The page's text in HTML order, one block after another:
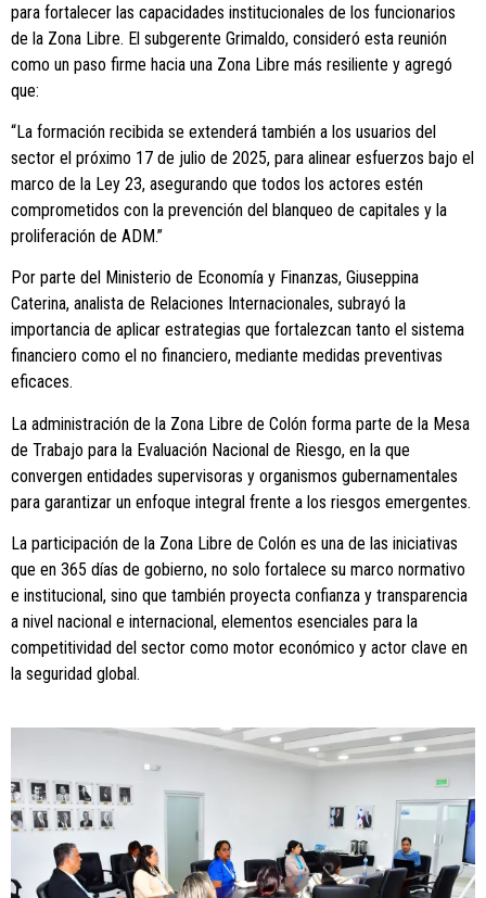
para fortalecer las capacidades institucionales de los funcionarios
de la Zona Libre. El subgerente Grimaldo, consideró esta reunión
como un paso firme hacia una Zona Libre más resiliente y agregó
que:
“La formación recibida se extenderá también a los usuarios del
sector el próximo 17 de julio de 2025, para alinear esfuerzos bajo el
marco de la Ley 23, asegurando que todos los actores estén
comprometidos con la prevención del blanqueo de capitales y la
proliferación de ADM.”
Por parte del Ministerio de Economía y Finanzas, Giuseppina
Caterina, analista de Relaciones Internacionales, subrayó la
importancia de aplicar estrategias que fortalezcan tanto el sistema
financiero como el no financiero, mediante medidas preventivas
eficaces.
La administración de la Zona Libre de Colón forma parte de la Mesa
de Trabajo para la Evaluación Nacional de Riesgo, en la que
convergen entidades supervisoras y organismos gubernamentales
para garantizar un enfoque integral frente a los riesgos emergentes.
La participación de la Zona Libre de Colón es una de las iniciativas
que en 365 días de gobierno, no solo fortalece su marco normativo
e institucional, sino que también proyecta confianza y transparencia
a nivel nacional e internacional, elementos esenciales para la
competitividad del sector como motor económico y actor clave en
la seguridad global.